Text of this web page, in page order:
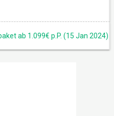
ab 1.099€ p.P. (15 Jan 2024)